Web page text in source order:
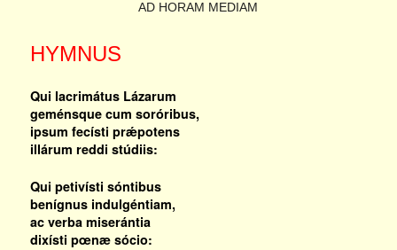
AD HORAM MEDIAM
HYMNUS
Qui lacrimátus Lázarum
geménsque cum soróribus,
ipsum fecísti prǽpotens
illárum reddi stúdiis:
Qui petivísti sóntibus
benígnus indulgéntiam,
ac verba miserántia
dixísti pœnæ sócio: